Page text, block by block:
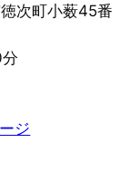
次町小薮45番
ジ